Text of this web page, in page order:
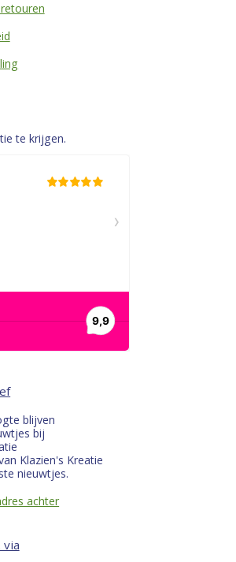
te krijgen.
blijven
bij
Klazien's Kreatie
nieuwtjes.
achter
via